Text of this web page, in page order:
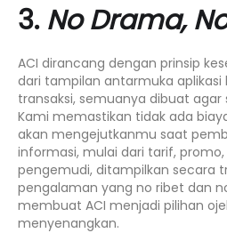
3. No Drama,
ACI dirancang dengan prinsip
dari tampilan antarmuka aplikasi
transaksi, semuanya dibuat
Kami memastikan tidak ada
akan mengejutkanmu saat
informasi, mulai dari tarif,
pengemudi, ditampilkan secara
pengalaman yang no ribet dan
membuat ACI menjadi pilihan
menyenangkan.